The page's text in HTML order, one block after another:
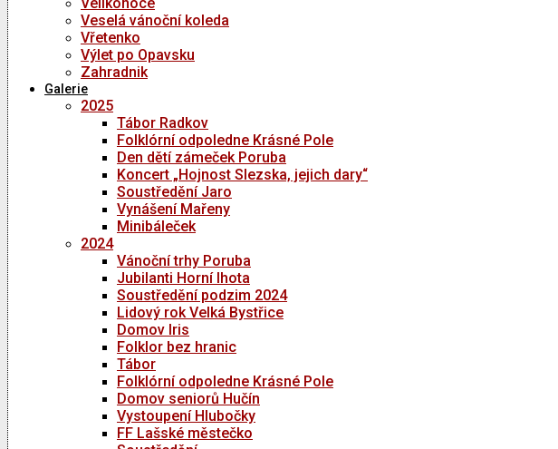
Veselá vánoční koleda
Vřetenko
Výlet po Opavsku
Zahradnik
Galerie
2025
Tábor Radkov
Folklórní odpoledne Krásné Pole
Den dětí zámeček Poruba
Koncert „Hojnost Slezska, jejich dary“
Soustředění Jaro
Vynášení Mařeny
Minibáleček
2024
Vánoční trhy Poruba
Jubilanti Horní lhota
Soustředění podzim 2024
Lidový rok Velká Bystřice
Domov Iris
Folklor bez hranic
Tábor
Folklórní odpoledne Krásné Pole
Domov seniorů Hučín
Vystoupení Hlubočky
FF Lašské městečko